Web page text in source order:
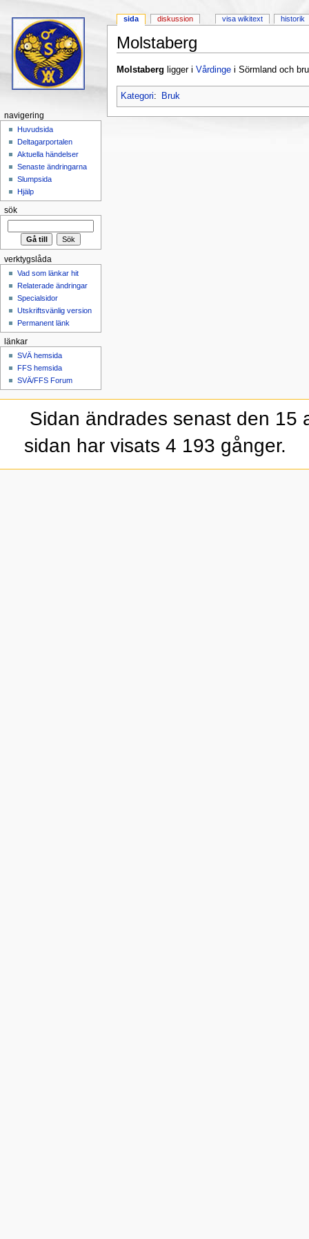
Molstaberg
Molstaberg ligger i Vårdingei Sörmland och
Kategori: Bruk
sida diskussion visa wikitext historik
navigering
Huvudsida
Deltagarportalen
Aktuella händelser
Senaste ändringarna
Slumpsida
Hjälp
sök
verktygslåda
Vad som länkar hit
Relaterade ändringar
Specialsidor
Utskriftsvänlig version
Permanent länk
länkar
SVÄ hemsida
FFS hemsida
SVÄ/FFS Forum
Sidan ändrades senast den 15
sidan har visats 4 193 gånger.